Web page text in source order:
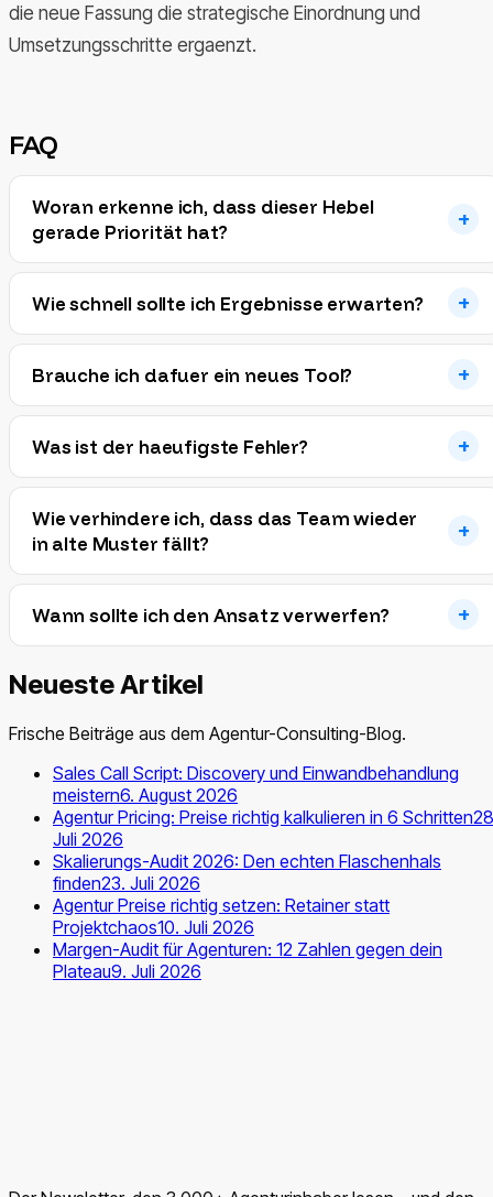
die neue Fassung die strategische Einordnung und
Umsetzungsschritte ergaenzt.
FAQ
Woran erkenne ich, dass dieser Hebel
gerade Priorität hat?
Wie schnell sollte ich Ergebnisse erwarten?
Brauche ich dafuer ein neues Tool?
Was ist der haeufigste Fehler?
Wie verhindere ich, dass das Team wieder
in alte Muster fällt?
Wann sollte ich den Ansatz verwerfen?
Neueste Artikel
Frische Beiträge aus dem Agentur-Consulting-Blog.
Sales Call Script: Discovery und Einwandbehandlung
meistern6. August 2026
Agentur Pricing: Preise richtig kalkulieren in 6 Schritten
Juli 2026
Skalierungs-Audit 2026: Den echten Flaschenhals
finden23. Juli 2026
Agentur Preise richtig setzen: Retainer statt
Projektchaos10. Juli 2026
Margen-Audit für Agenturen: 12 Zahlen gegen dein
Plateau9. Juli 2026